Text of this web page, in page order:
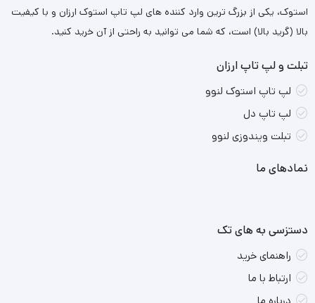
استوک، یکی از بزرگ ترین وارد کننده های لپ تاپ استوک ارزان و با کیفیت
بالا (گرید بالا) است، که شما می توانید به راحتی از آن خرید کنید.
تبلت و لپ تاپ ارزان
لپ تاپ استوک لنوو
لپ تاپ دل
تبلت ویندوزی لنوو
نمادهای ما
دستزسی به های تک
راهنمای خرید
ارتباط با ما